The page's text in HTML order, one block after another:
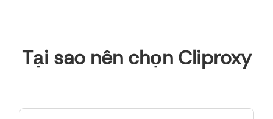
Tại sao nên chọn Cliproxy